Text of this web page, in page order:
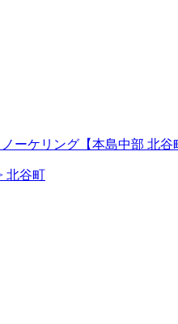
ーケリング【本島中部 北
北谷町